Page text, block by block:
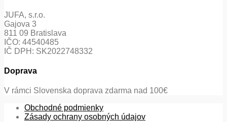
JUFA, s.r.o.
Gajova 3
811 09 Bratislava
IČO: 44540485
IČ DPH: SK2022748332
Doprava
V rámci Slovenska doprava zdarma nad 100€
Obchodné podmienky
Zásady ochrany osobných údajov